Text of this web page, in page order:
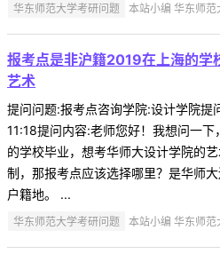
华东师范大学考研问题 本站小编 华东师
报考点是非沪籍2019在上海的学
艺术
提问问题:报考点咨询学院:设计学院
11:18提问内容:老师您好！我想问一
的学校毕业，想考华师大设计学院的
制，那报考点应该选择哪里？是华师
户籍地。 ...
华东师范大学考研问题 本站小编 华东师